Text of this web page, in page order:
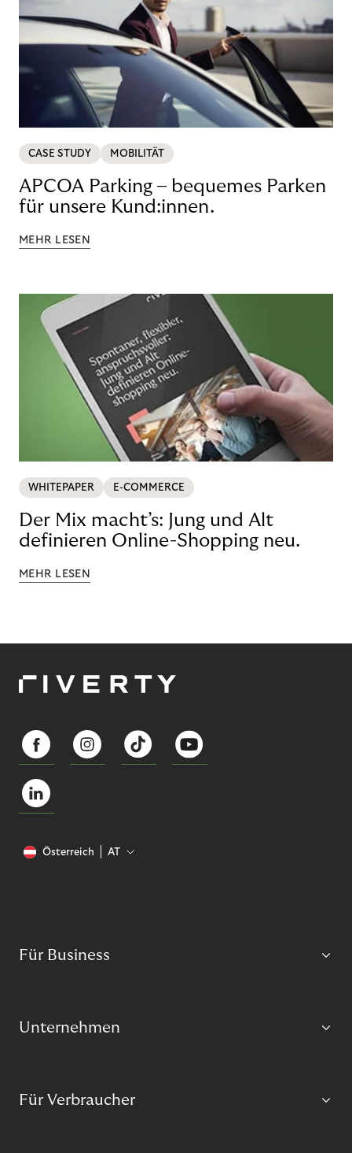
CASE STUDY MOBILITÄT
APCOA Parking – bequemes Parken
für unsere Kund:innen.
MEHR LESEN
WHITEPAPER E-COMMERCE
Der Mix macht’s: Jung und Alt
definieren Online-Shopping neu.
MEHR LESEN
Österreich AT
Für Business
Unternehmen
Für Verbraucher